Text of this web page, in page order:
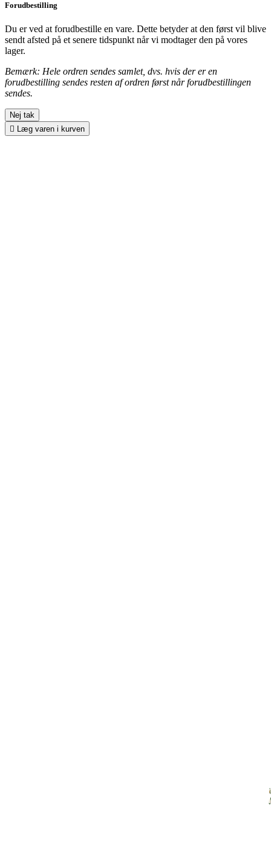
Forudbestilling
Du er ved at forudbestille en vare. Dette betyder at den først vil blive
sendt afsted på et senere tidspunkt når vi modtager den på vores
lager.
Bemærk: Hele ordren sendes samlet, dvs. hvis der er en
forudbestilling sendes resten af ordren først når forudbestillingen
sendes.
Nej tak
 Læg varen i kurven